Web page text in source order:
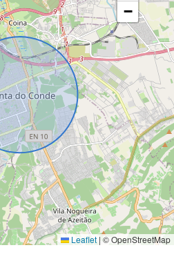
−
Leaflet |© OpenStreetMap